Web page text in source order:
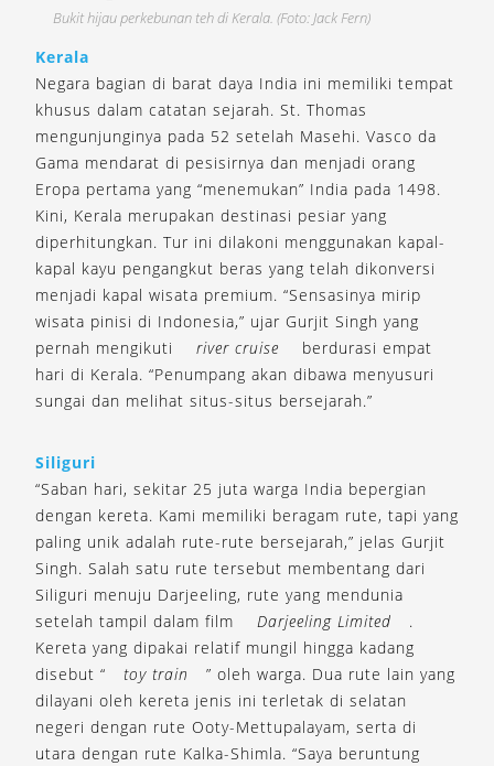
Bukit hijau perkebunan teh di Kerala. (Foto: Jack Fern)
Kerala
Negara bagian di barat daya India ini memiliki tempat
khusus dalam catatan sejarah. St. Thomas
mengunjunginya pada 52 setelah Masehi. Vasco da
Gama mendarat di pesisirnya dan menjadi orang
Eropa pertama yang “menemukan” India pada 1498.
Kini, Kerala merupakan destinasi pesiar yang
diperhitungkan. Tur ini dilakoni menggunakan kapal-
kapal kayu pengangkut beras yang telah dikonversi
menjadi kapal wisata premium. “Sensasinya mirip
wisata pinisi di Indonesia,” ujar Gurjit Singh yang
pernah mengikuti
river cruise
berdurasi empat
hari di Kerala. “Penumpang akan dibawa menyusuri
sungai dan melihat situs-situs bersejarah.”
Siliguri
“Saban hari, sekitar 25 juta warga India bepergian
dengan kereta. Kami memiliki beragam rute, tapi yang
paling unik adalah rute-rute bersejarah,” jelas Gurjit
Singh. Salah satu rute tersebut membentang dari
Siliguri menuju Darjeeling, rute yang mendunia
setelah tampil dalam film
Darjeeling Limited
.
Kereta yang dipakai relatif mungil hingga kadang
disebut “
toy train
” oleh warga. Dua rute lain yang
dilayani oleh kereta jenis ini terletak di selatan
negeri dengan rute Ooty-Mettupalayam, serta di
utara dengan rute Kalka-Shimla. “Saya beruntung